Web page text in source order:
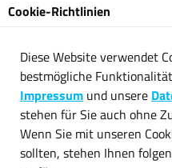
Cookie-Richtlinien
Diese Website verwendet
bestmögliche
Impressum und unsere
stehen für Sie auch ohne
Wenn Sie mit unseren
sollten, stehen Ihnen